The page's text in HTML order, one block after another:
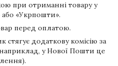
при отриманні товару у
«Укрпошти».
перед оплатою.
стягує додаткову комісію за
у Нової Пошти це